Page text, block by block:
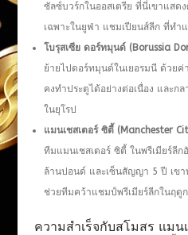
ซัลซ์บวร์กในออสเตรีย ที่นี่เขาแสด
เฉพาะในยูฟ่า แชมเปียนส์ลีก ที่ทำ
โบรุสเซีย ดอร์ทมุนด์ ( Borussia
ย้ายไปดอร์ทมุนด์ในเยอรมนี ด้วย
คงทำประตูได้อย่างต่อเนื่อง และก
ในยุโรป​
แมนเชสเตอร์ ซิตี้ (Manchester
ทีมแมนเชสเตอร์ ซิตี้ ในพรีเมียร์ลี
ล้านปอนด์ และเซ็นสัญญา 5 ปี เขา
ช่วยทีมคว้าแชมป์พรีเมียร์ลีกในฤดู
ความสำเร็จกับสโมสร แมน